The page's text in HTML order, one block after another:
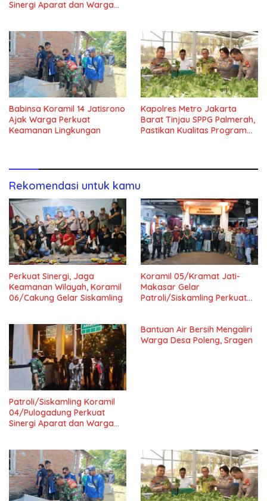
Sinergi Aparat dan Warga
Babinsa Koramil 14 Jatisrono
Ajak Warga Perkuat
Keamanan Lingkungan
Kapolres Metro Jakarta
Barat Tinjau SPPG Palmerah,
Pastikan Kualitas Program
Rekomendasi untuk kamu
Perkuat Sinergi, Jaga
Keamanan Wilayah, Koramil
06/Cakung Gelar Siskamling
Koramil 05/Kramat Jati-
Makasar Gelar
Patroli/Siskamling Perkuat
Patroli/Siskamling Koramil
04/Pulogadung Perkuat
Sinergi Aparat dan Warga
Bantuan Air Bersih Mengaliri
Warga Desa Poleng, Sragen